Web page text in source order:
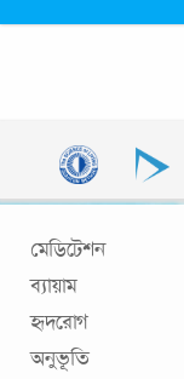
মেডিটেশন
ব্যায়াম
হৃদরোগ
অনুভূতি